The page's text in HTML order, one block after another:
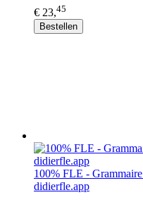
€ 23,45
Bestellen
100% FLE -
didierfle.app